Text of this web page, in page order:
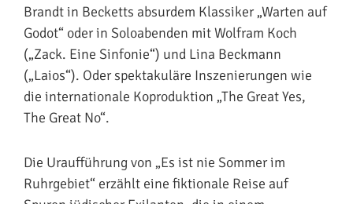
Brandt in Becketts absurdem Klassiker „Warten auf
Godot“ oder in Soloabenden mit Wolfram Koch
(„Zack. Eine Sinfonie“) und Lina Beckmann
(„Laios“). Oder spektakuläre Inszenierungen wie
die internationale Koproduktion „The Great Yes,
The Great No“.
Die Uraufführung von „Es ist nie Sommer im
Ruhrgebiet“ erzählt eine fiktionale Reise auf